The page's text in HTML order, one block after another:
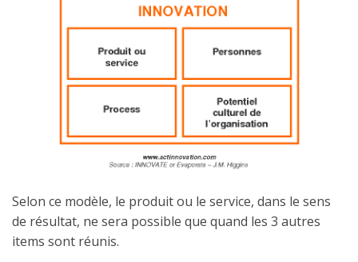
Selon ce modèle, le produit ou le service, dans le sens
de résultat, ne sera possible que quand les 3 autres
items sont réunis.